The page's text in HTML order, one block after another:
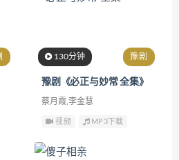
130分钟 豫剧
豫剧《必正与妙常 全集》
蔡月霞,李金慧
视频 MP3下载